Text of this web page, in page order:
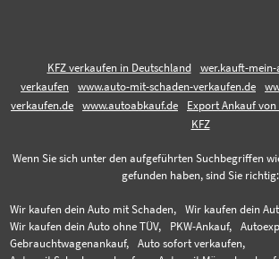
KFZ verkaufen in Deutschland wer.kauft-mein-
verkaufen
www.auto-mit-schaden-verkaufen.de
verkaufen.de
www.autoabkauf.de Export Ankauf von
KFZ
Wenn Sie sich unter den aufgeführten Suchbegriffen
gefunden haben, sind Sie richtig:
Wir kaufen dein Auto mit Schaden,
Wir kaufen dein
Wir kaufen dein Auto ohne TÜV,
PKW-Ankauf,
Gebrauchtwagenankauf,
Auto sofort verkaufen,